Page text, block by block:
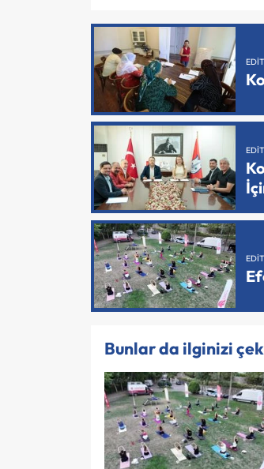
Bunlar da ilginizi